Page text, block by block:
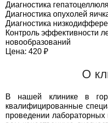
Диагностика
Диагностика опухолей
Диагностика
Контроль эффективности
новообразований
Цена: 420 ₽
О
В нашей клинике в
квалифицированные
проведении